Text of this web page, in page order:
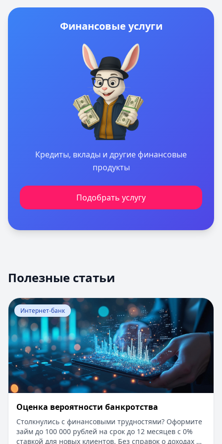
Финансовые услуги
Кредиты, вклады и другие финансовые
продукты
Подобрать услугу
Полезные статьи
Перейти к статье:Оценка вероятности банкротства
Интернет-банк
Оценка вероятности банкротства
Столкнулись с финансовыми трудностями? Оформите
займ до 100 000 рублей на срок до 12 месяцев с 0%
ставкой для новых клиентов. Без справок о доходах и